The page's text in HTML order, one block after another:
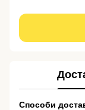
Способи